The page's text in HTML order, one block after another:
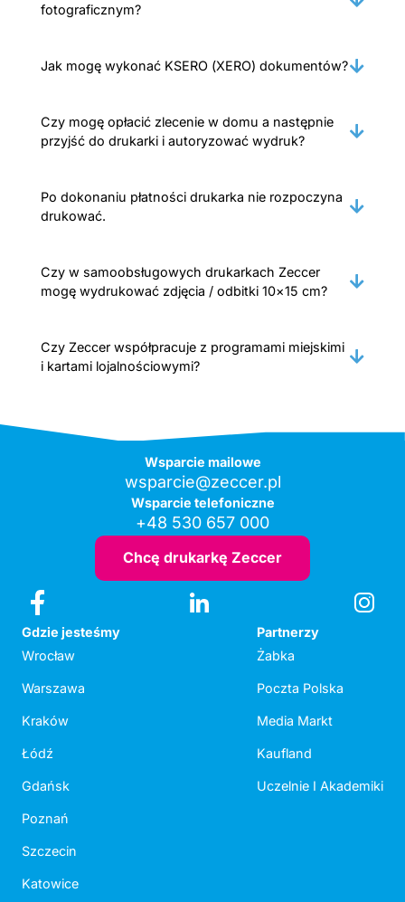
fotograficznym?
Jak mogę wykonać KSERO (XERO) dokumentów?
Czy mogę opłacić zlecenie w domu a następnie
przyjść do drukarki i autoryzować wydruk?
Po dokonaniu płatności drukarka nie rozpoczyna
drukować.
Czy w samoobsługowych drukarkach Zeccer
mogę wydrukować zdjęcia / odbitki 10×15 cm?
Czy Zeccer współpracuje z programami miejskimi
i kartami lojalnościowymi?
Wsparcie mailowe
wsparcie@zeccer.pl
Wsparcie telefoniczne
+48 530 657 000
Chcę drukarkę Zeccer
Gdzie jesteśmy
Wrocław
Warszawa
Kraków
Łódź
Gdańsk
Poznań
Szczecin
Katowice
Partnerzy
Żabka
Poczta Polska
Media Markt
Kaufland
Uczelnie I Akademiki